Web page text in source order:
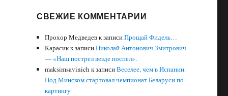
СВЕЖИЕ КОММЕНТАРИИ
Прохор Медведевк записиПрощай Фидель…
Карасикк записиНиколай Антонович Змитрович
— «Наш пострел везде поспел».
maksimsavinich к записиВеселее, чем в Испании.
Под Минском стартовал чемпионат Беларуси по
картингу